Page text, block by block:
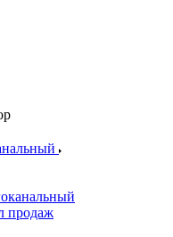
продаж